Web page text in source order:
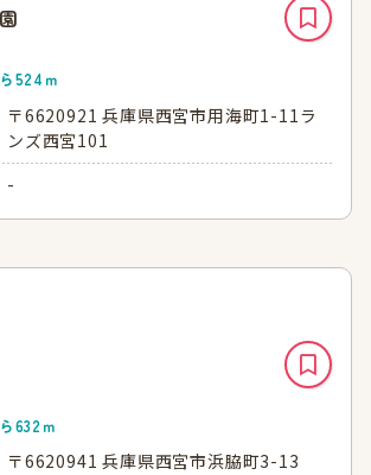
524 ｍ
〒6620921 兵庫県西宮市用海町1-11ラ
ンズ西宮101
-
632ｍ
〒6620941 兵庫県西宮市浜脇町3-13